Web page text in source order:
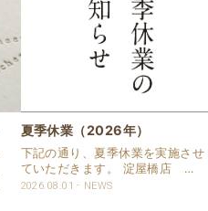
夏季休業（2026年）
下記の通り、夏季休業を実施させ
ていただきます。 淀屋橋店 通
常営業いたします。 奈良店 8月
2026.08.01 NEWS